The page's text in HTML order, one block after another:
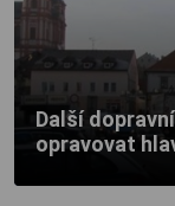
Další
opravovat